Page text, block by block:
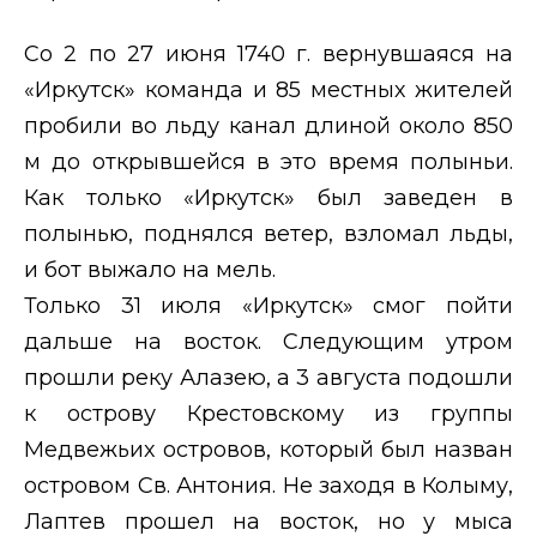
Со 2 по 27 июня 1740 г. вернувшаяся на
«Иркутск» команда и 85 местных жителей
пробили во льду канал длиной около 850
м до открывшейся в это время полыньи.
Как только «Иркутск» был заведен в
полынью, поднялся ветер, взломал льды,
и бот выжало на мель.
Только 31 июля «Иркутск» смог пойти
дальше на восток. Следующим утром
прошли реку Алазею, а 3 августа подошли
к острову Крестовскому из группы
Медвежьих островов, который был назван
островом Св. Антония. Не заходя в Колыму,
Лаптев прошел на восток, но у мыса